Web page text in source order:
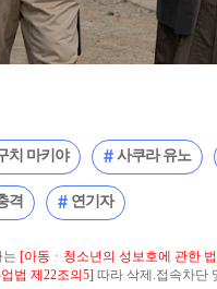
치 마키야 사쿠라 유노
격 연기자
는 [아동ㆍ청소년의 성보호에 관한
법 제22조의5] 따라 삭제.접속차단